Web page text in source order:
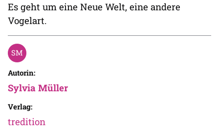
Es geht um eine Neue Welt, eine andere
Vogelart.
Autorin:
Sylvia Müller
Verlag:
tredition